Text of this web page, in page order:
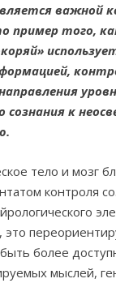
важной
пример того,
сознания к
тело и мозг
контроля
это
более
мыслей,